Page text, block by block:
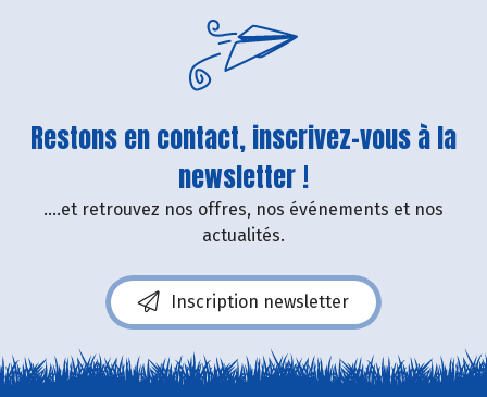
Restons en contact, inscrivez-vous à la
newsletter !
....et retrouvez nos offres, nos événements et nos
actualités.
Inscription newsletter